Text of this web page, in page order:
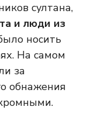
султана,
и люди из
носить
На самом
за
обнажения